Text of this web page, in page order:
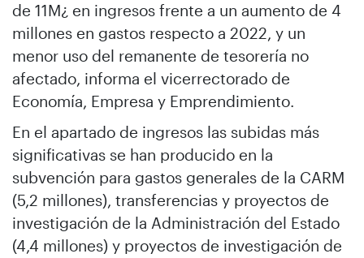
de 11M¿ en ingresos frente a un aumento de 4
millones en gastos respecto a 2022, y un
menor uso del remanente de tesorería no
afectado, informa el vicerrectorado de
Economía, Empresa y Emprendimiento.
En el apartado de ingresos las subidas más
significativas se han producido en la
subvención para gastos generales de la CARM
(5,2 millones), transferencias y proyectos de
investigación de la Administración del Estado
(4,4 millones) y proyectos de investigación de